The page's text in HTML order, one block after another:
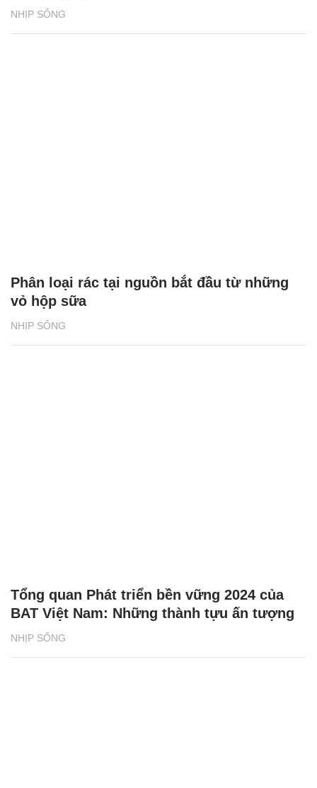
NHỊP SỐNG
NHỊP SỐNG
Phân loại rác tại nguồn bắt đầu từ những
vỏ hộp sữa
NHỊP SỐNG
Tổng quan Phát triển bền vững 2024 của
BAT Việt Nam: Những thành tựu ấn tượng